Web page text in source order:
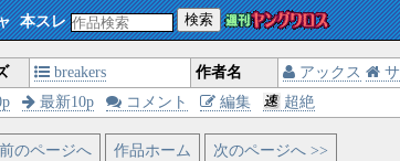
本スレ 検索
breakers 作者名 アックス
最新10p コメント 編集 超絶
のページへ 作品ホーム 次のページへ >>